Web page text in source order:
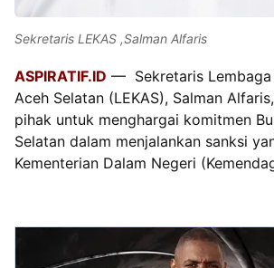
Sekretaris LEKAS ,Salman Alfaris
ASPIRATIF.ID — Sekretaris Lembaga
Aceh Selatan (LEKAS), Salman
pihak untuk menghargai komitmen
Selatan dalam menjalankan sanksi
Kementerian Dalam Negeri